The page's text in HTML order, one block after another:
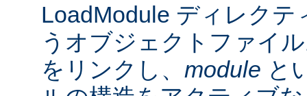
LoadModule ディレク
うオブジェクトファイ
をリンクし、 module と